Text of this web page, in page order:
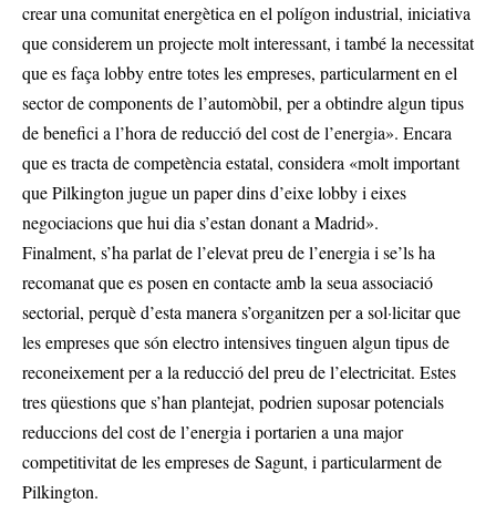
crear una comunitat energètica en el polígon industrial, iniciativa
que considerem un projecte molt interessant, i també la necessitat
que es faça lobby entre totes les empreses, particularment en el
sector de components de l’automòbil, per a obtindre algun tipus
de benefici a l’hora de reducció del cost de l’energia». Encara
que es tracta de competència estatal, considera «molt important
que Pilkington jugue un paper dins d’eixe lobby i eixes
negociacions que hui dia s’estan donant a Madrid».
Finalment, s’ha parlat de l’elevat preu de l’energia i se’ls ha
recomanat que es posen en contacte amb la seua associació
sectorial, perquè d’esta manera s’organitzen per a sol·licitar que
les empreses que són electro intensives tinguen algun tipus de
reconeixement per a la reducció del preu de l’electricitat. Estes
tres qüestions que s’han plantejat, podrien suposar potencials
reduccions del cost de l’energia i portarien a una major
competitivitat de les empreses de Sagunt, i particularment de
Pilkington.